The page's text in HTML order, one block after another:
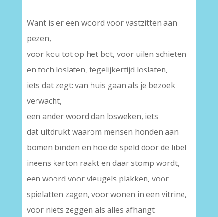
Want is er een woord voor vastzitten aan
pezen,
voor kou tot op het bot, voor uilen schieten
en toch loslaten, tegelijkertijd loslaten,
iets dat zegt: van huis gaan als je bezoek
verwacht,
een ander woord dan losweken, iets
dat uitdrukt waarom mensen honden aan
bomen binden en hoe de speld door de libel
ineens karton raakt en daar stomp wordt,
een woord voor vleugels plakken, voor
spielatten zagen, voor wonen in een vitrine,
voor niets zeggen als alles afhangt